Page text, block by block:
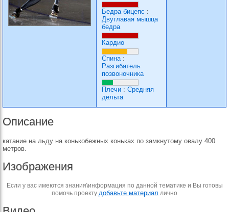
Бедра бицепс :
Двуглавая мышца
бедра
Кардио
Спина:
Разгибатель
позвоночника
Плечи : Средняя
дельта
Описание
катание на льду на конькобежных коньках по замкнутому овалу 400
метров.
Изображения
Если у вас имеются знания\информация по данной тематике и Вы готовы
помочь проекту добавьте материал лично